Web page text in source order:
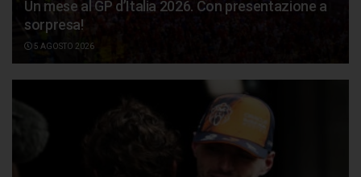
Un mese al GP d’Italia 2026. Con presentazione a
sorpresa!
5 AGOSTO 2026